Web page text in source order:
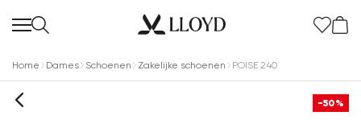
Home Dames Schoenen Zakelijke schoenen POISE 240
-50%